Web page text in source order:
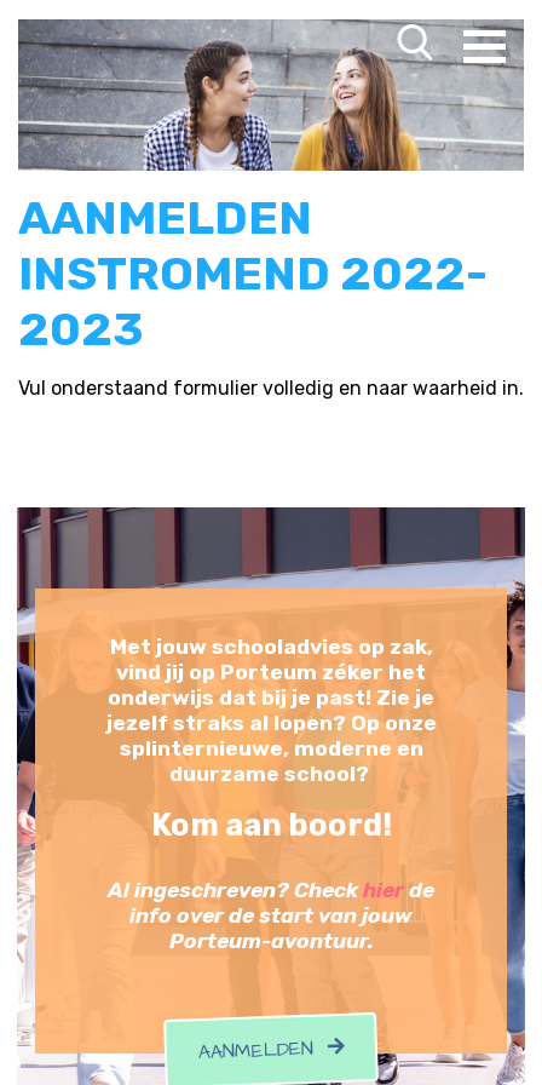
AANMELDEN
INSTROMEND 2022-
2023
Vul onderstaand formulier volledig en naar waarheid in.
Met jouw schooladvies op zak,
vind jij op Porteum zéker het
onderwijs dat bij je past! Zie je
jezelf straks al lopen? Op onze
splinternieuwe, moderne en
duurzame school?
Kom aan boord!
Al ingeschreven? Checkhierde
info over de start van jouw
Porteum-avontuur.
AANMELDEN